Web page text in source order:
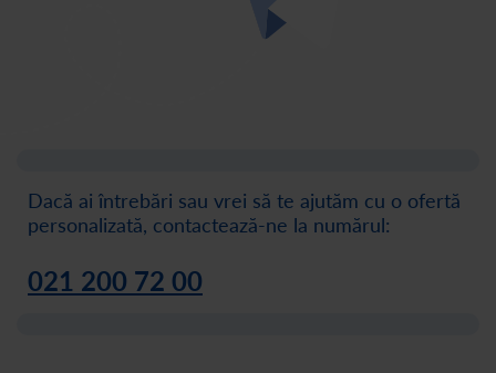
Dacă ai întrebări sau vrei să te ajutăm cu o ofertă
personalizată, contactează-ne la numărul:
021 200 72 00